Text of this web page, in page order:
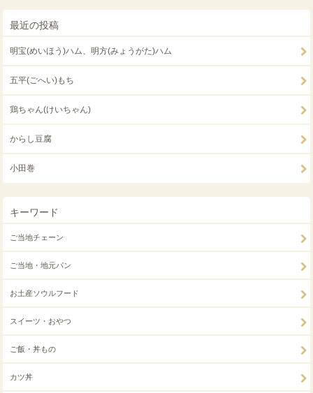
最近の投稿
明宝(めいほう)ハム、明方(みょうがた)ハム
五平(ごへい)もち
鶏ちゃん(けいちゃん)
からし豆腐
小田巻
キーワード
ご当地チェーン
ご当地・地元パン
お土産ソウルフード
スイーツ・おやつ
ご飯・丼もの
カツ丼